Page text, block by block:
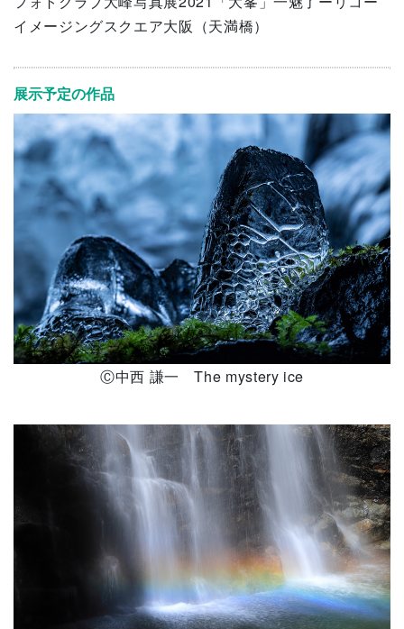
イメージングスクエア大阪（天満橋）
展示予定の作品
Ⓒ中西 謙一 The mystery ice